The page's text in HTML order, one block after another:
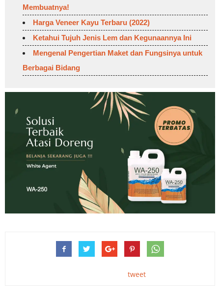
Membuatnya!
Harga Veneer Kayu Terbaru (2022)
Ketahui Tujuh Jenis Lem dan Kegunaannya Ini
Mengenal Pengertian Maket dan Fungsinya untuk
Berbagai Bidang
tweet